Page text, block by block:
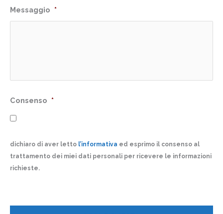
Messaggio *
Consenso *
dichiaro di aver letto l’informativa ed esprimo il consenso al
trattamento dei miei dati personali per ricevere le informazioni
richieste.